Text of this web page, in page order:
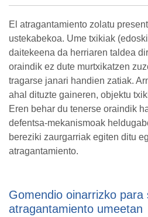
El atragantamiento zolatu
ustekabekoa. Ume txikiak
daitekeena da herriaren taldea
oraindik ez dute murtxikatzen
tragarse janari handien zatiak.
ahal dituzte gaineren, objektu
Eren behar du tenerse oraindik
defentsa-mekanismoak
bereziki zaurgarriak egiten ditu
atragantamiento.
Gomendio oinarrizko para
atragantamiento umeetan